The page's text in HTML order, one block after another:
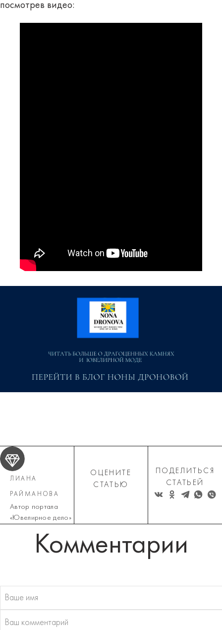
посмотрев видео:
ЛИАНА
РАЙМАНОВА
Автор портала
«Ювелирное дело»
ОЦЕНИТЕ
СТАТЬЮ
ПОДЕЛИТЬСЯ
СТАТЬЕЙ
Комментарии